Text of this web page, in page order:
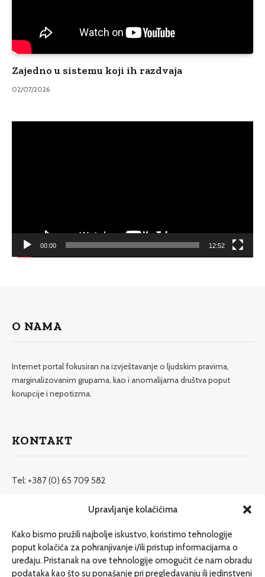
Upravljanje kolačićima
Kako bismo pružili najbolje iskustvo, koristimo tehnologije
poput kolačića za pohranjivanje i/ili pristup informacijama o
uređaju. Pristanak na ove tehnologije omogućit će nam obradu
podataka kao što su ponašanje pri pregledavanju ili jedinstveni
Zajedno u sistemu koji ih razdvaja
02/07/2026
00:00 12:52
O NAMA
Internet portal fokusiran na izvještavanje o ljudskim pravima,
marginalizovanim grupama, kao i anomalijama društva poput
korupcije i nepotizma.
KONTAKT
Tel: +387 (0) 65 709 582
redakcija@etrafika.net
Dosije